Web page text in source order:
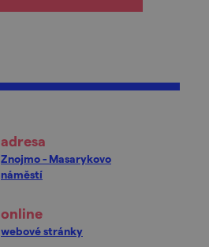
adresa
Znojmo - Masarykovo
náměstí
online
webové stránky